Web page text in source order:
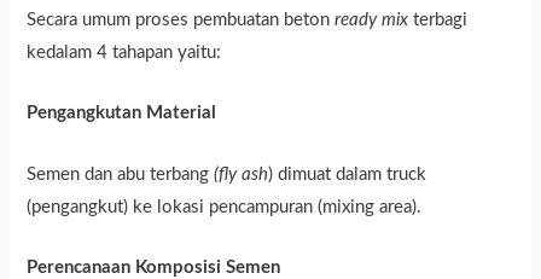
Secara umum proses pembuatan betonready mix terbagi
kedalam 4 tahapan yaitu:
Pengangkutan Material
Semen dan abu terbang(fly ash) dimuat dalam truck
(pengangkut) ke lokasi pencampuran (mixing area).
Perencanaan Komposisi Semen